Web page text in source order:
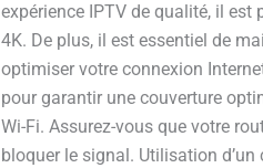
expérience IPTV de qualité, il
4K. De plus, il est essentiel de
optimiser votre connexion
pour garantir une couverture
Wi-Fi. Assurez-vous que votre
bloquer le signal. Utilisation